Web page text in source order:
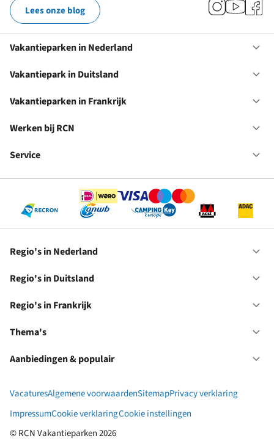
Lees onze blog
Vakantieparken in Nederland
Vakantiepark in Duitsland
Vakantieparken in Frankrijk
Werken bij RCN
Service
Regio's in Nederland
Regio's in Duitsland
Regio's in Frankrijk
Thema's
Aanbiedingen & populair
© RCN Vakantieparken 2026
VacaturesAlgemene voorwaardenSitemapPrivacy verklaring
ImpressumCookie verklaringCookie instellingen